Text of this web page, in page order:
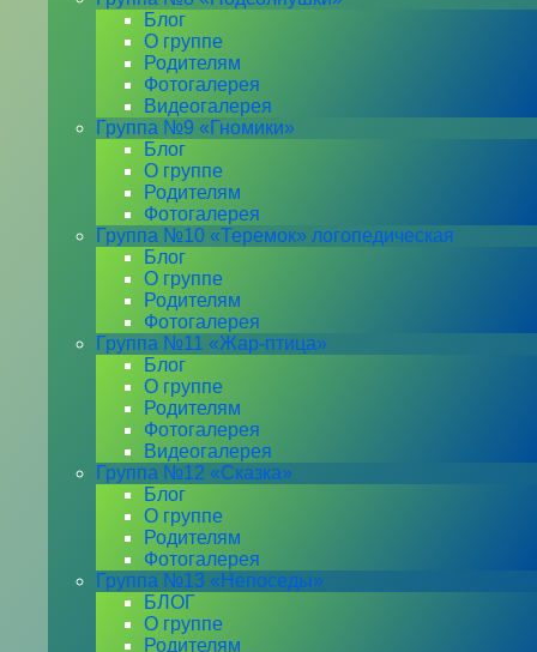
Блог
О группе
Родителям
Фотогалерея
Видеогалерея
Группа №9 «Гномики»
Блог
О группе
Родителям
Фотогалерея
Группа №10 «Теремок» логопедическая
Блог
О группе
Родителям
Фотогалерея
Группа №11 «Жар-птица»
Блог
О группе
Родителям
Фотогалерея
Видеогалерея
Группа №12 «Сказка»
Блог
О группе
Родителям
Фотогалерея
Группа №13 «Непоседы»
БЛОГ
О группе
Родителям